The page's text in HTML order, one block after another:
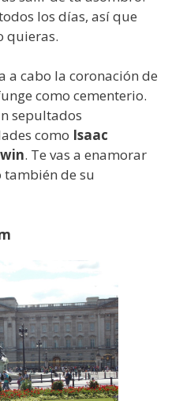
los días, así que
quieras.
a cabo la coronación de
como cementerio.
sepultados
como Isaac
. Te vas a enamorar
también de su